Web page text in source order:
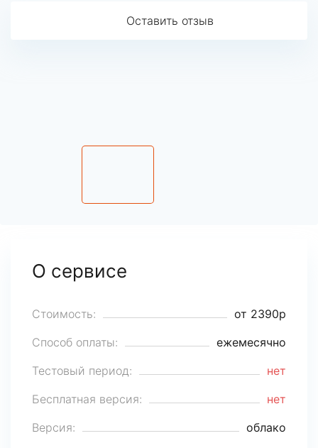
Оставить отзыв
О сервисе
Стоимость:
от 2390р
Способ оплаты:
ежемесячно
Тестовый период:
нет
Бесплатная версия:
нет
Версия:
облако